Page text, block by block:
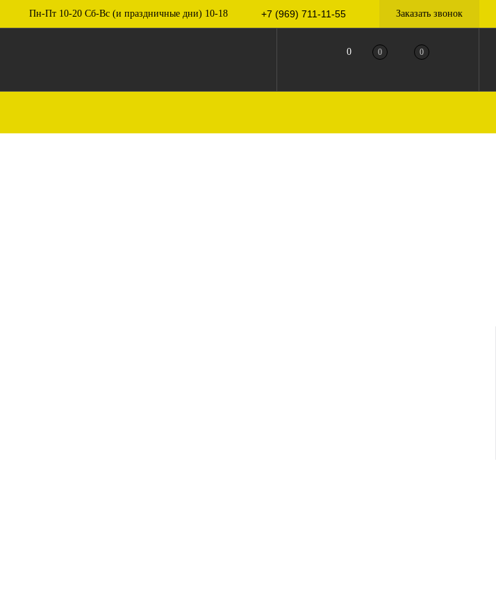
Пн-Пт 10-20 Сб-Вс (и праздничные дни) 10-18 +7 (969) 711-11-55 Заказать звонок
0 0 0